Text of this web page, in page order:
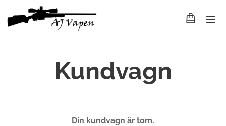
Kundvagn
Din kundvagn är tom.